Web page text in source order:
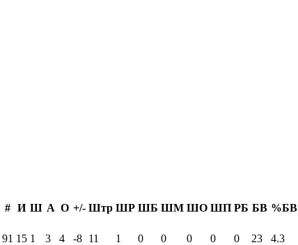
# И Ш А О +/- Штр ШР ШБ ШМ ШО ШП РБ БВ %БВ
91 15 1 3 4 -8 11 1 0 0 0 0 0 23 4.3